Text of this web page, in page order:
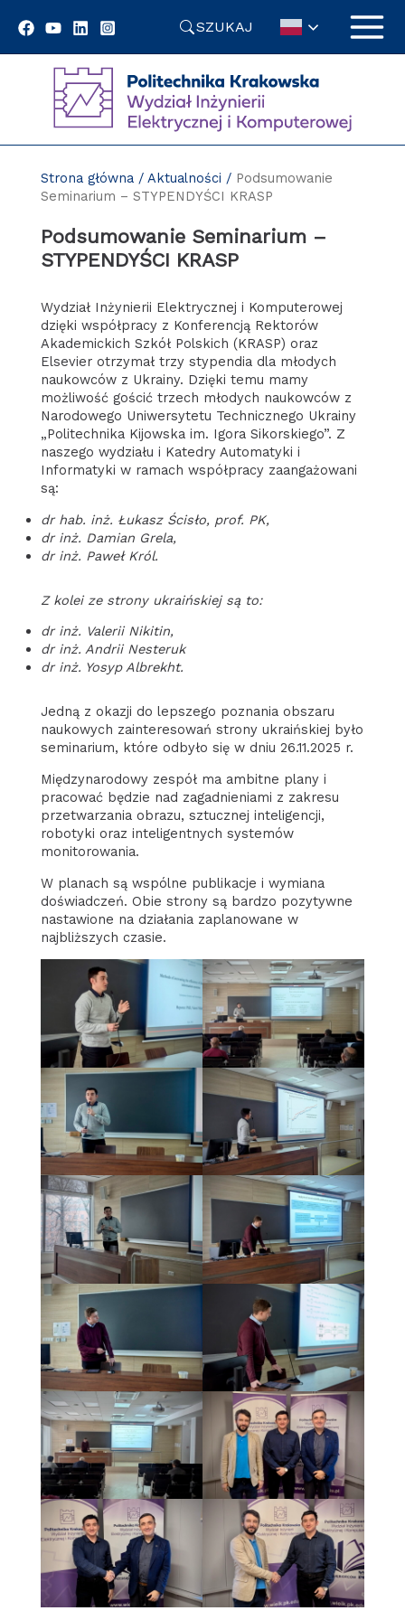
SZUKAJ
Strona główna/ Aktualności / Podsumowanie
Seminarium – STYPENDYŚCI KRASP
Podsumowanie Seminarium –
STYPENDYŚCI KRASP
Wydział Inżynierii Elektrycznej i Komputerowej
dzięki współpracy z Konferencją Rektorów
Akademickich Szkół Polskich (KRASP) oraz
Elsevier otrzymał trzy stypendia dla młodych
naukowców z Ukrainy. Dzięki temu mamy
możliwość gościć trzech młodych naukowców z
Narodowego Uniwersytetu Technicznego Ukrainy
„Politechnika Kijowska im. Igora Sikorskiego”. Z
naszego wydziału i Katedry Automatyki i
Informatyki w ramach współpracy zaangażowani
są:
dr hab. inż. Łukasz Ścisło, prof. PK,
dr inż. Damian Grela,
dr inż. Paweł Król.
Z kolei ze strony ukraińskiej są to:
dr inż. Valerii Nikitin,
dr inż. Andrii Nesteruk
dr inż. Yosyp Albrekht.
Jedną z okazji do lepszego poznania obszaru
naukowych zainteresowań strony ukraińskiej było
seminarium, które odbyło się w dniu 26.11.2025 r.
Międzynarodowy zespół ma ambitne plany i
pracować będzie nad zagadnieniami z zakresu
przetwarzania obrazu, sztucznej inteligencji,
robotyki oraz inteligentnych systemów
monitorowania.
W planach są wspólne publikacje i wymiana
doświadczeń. Obie strony są bardzo pozytywne
nastawione na działania zaplanowane w
najbliższych czasie.